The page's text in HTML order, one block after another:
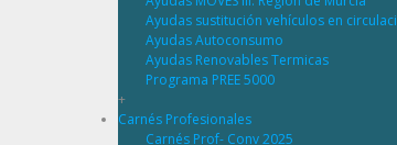
Ayudas sustitución vehículos en
Ayudas Autoconsumo
Ayudas Renovables Termicas
Programa PREE 5000
+
Carnés Profesionales
Carnés Prof- Conv 2025